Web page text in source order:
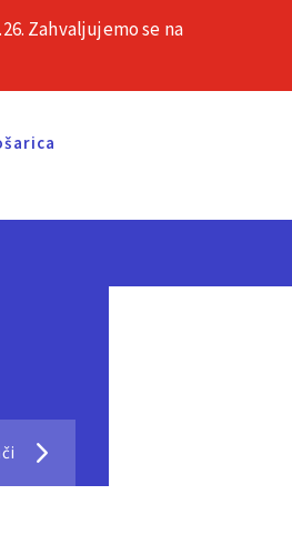
Zahvaljujemo se na